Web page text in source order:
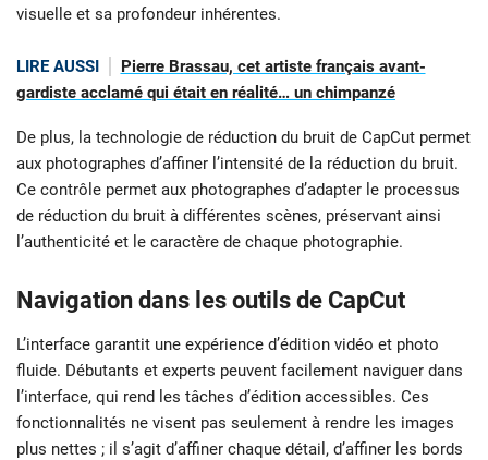
visuelle et sa profondeur inhérentes.
LIRE AUSSI
Pierre Brassau, cet artiste français avant-
gardiste acclamé qui était en réalité… un chimpanzé
De plus, la technologie de réduction du bruit de CapCut permet
aux photographes d’affiner l’intensité de la réduction du bruit.
Ce contrôle permet aux photographes d’adapter le processus
de réduction du bruit à différentes scènes, préservant ainsi
l’authenticité et le caractère de chaque photographie.
Navigation dans les outils de CapCut
L’interface garantit une expérience d’édition vidéo et photo
fluide. Débutants et experts peuvent facilement naviguer dans
l’interface, qui rend les tâches d’édition accessibles. Ces
fonctionnalités ne visent pas seulement à rendre les images
plus nettes ; il s’agit d’affiner chaque détail, d’affiner les bords